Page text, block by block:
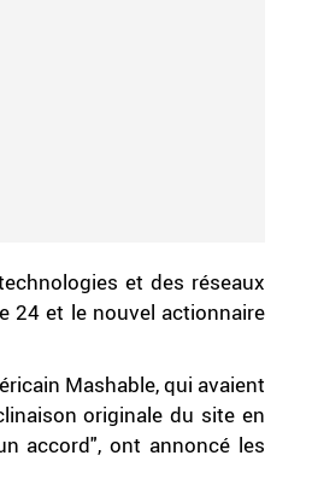
et des réseaux
24 et le nouvel actionnaire
Mashable, qui avaient
originale du site en
accord", ont annoncé les